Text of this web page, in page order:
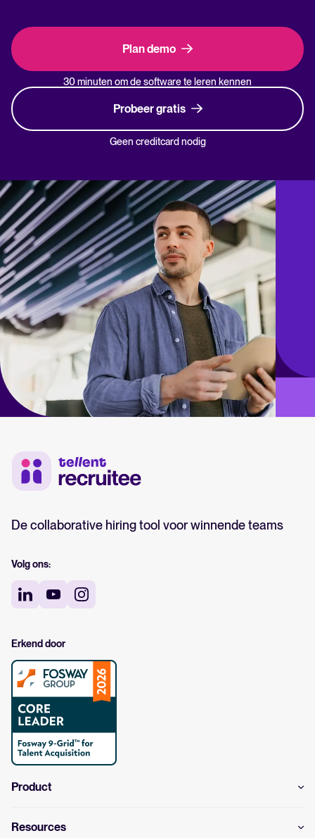
Plan demo
30 minuten om de software te leren kennen
Probeer gratis
Geen creditcard nodig
De collaborative hiring tool voor winnende teams
Volg ons:
Erkend door
Product
Resources